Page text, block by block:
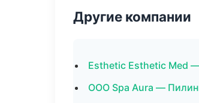
Другие компании
Esthetic Esthetic Med
ООО Spa Aura —